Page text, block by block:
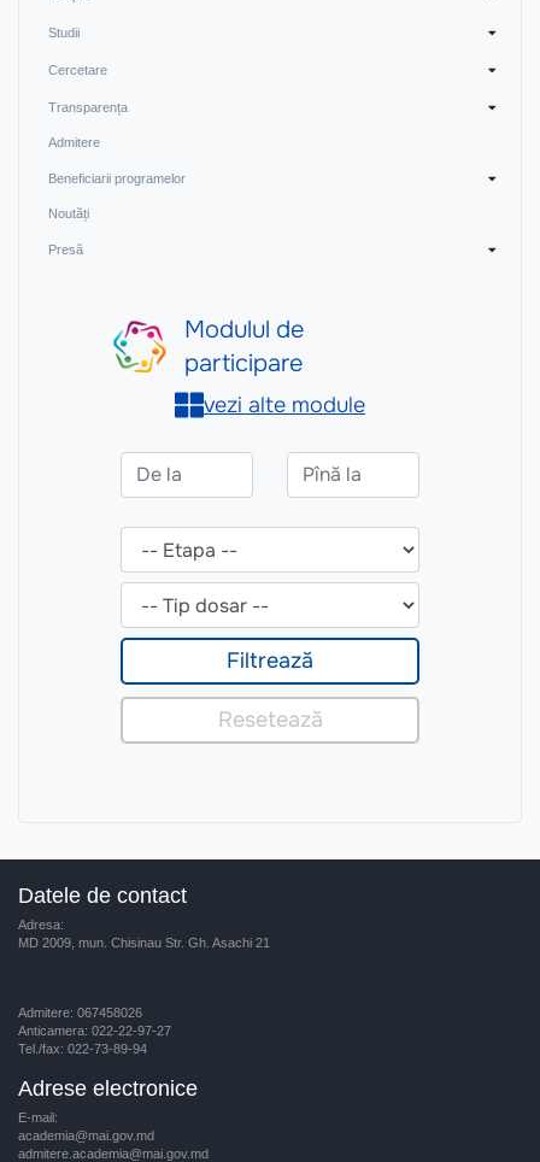
Studii
Cercetare
Transparența
Admitere
Beneficiarii programelor
Noutăți
Presă
Datele de contact
Adresa:
MD 2009, mun. Chisinau Str. Gh. Asachi 21
Admitere: 067458026
Anticamera: 022-22-97-27
Tel./fax: 022-73-89-94
Adrese electronice
E-mail:
academia@mai.gov.md
admitere.academia@mai.gov.md